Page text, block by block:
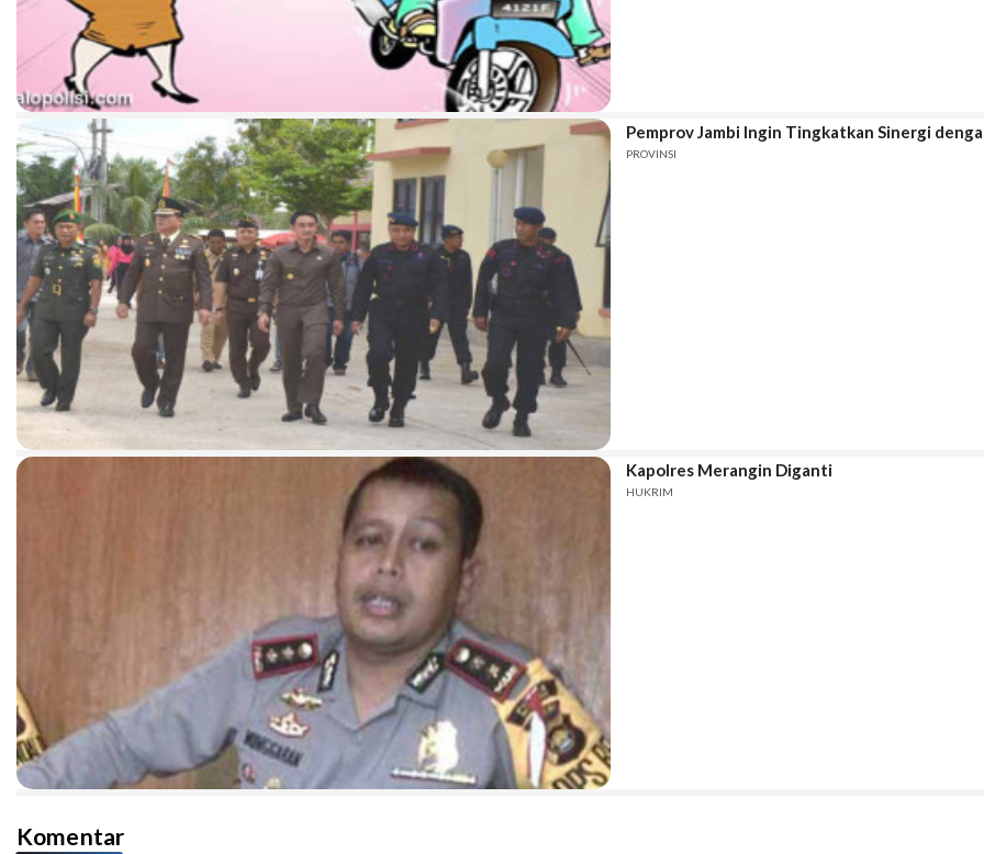
Pemprov Jambi Ingin Tingkatkan Sinergi
PROVINSI
Kapolres Merangin Diganti
HUKRIM
Komentar